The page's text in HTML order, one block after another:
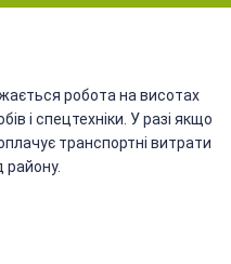
робота на висотах
і спецтехніки. У разі якщо
транспортні витрати
району.